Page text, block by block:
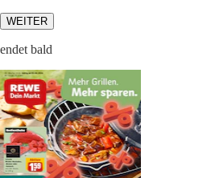
WEITER
endet bald